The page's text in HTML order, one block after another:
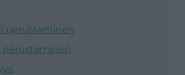
perustaminen